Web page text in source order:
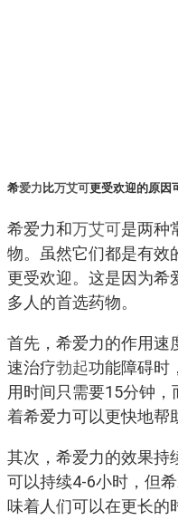
希爱力 比万艾可更受欢迎的原因
希爱力和万艾可是两种
物。虽然它们都是有效
更受欢迎。这是因为希
多人的首选药物。
首先，希爱力的作用速
速治疗勃起功能障碍时
用时间只需要15分钟
着希爱力可以更快地帮
其次，希爱力的效果持
可以持续4-6小时，但
味着人们可以在更长的